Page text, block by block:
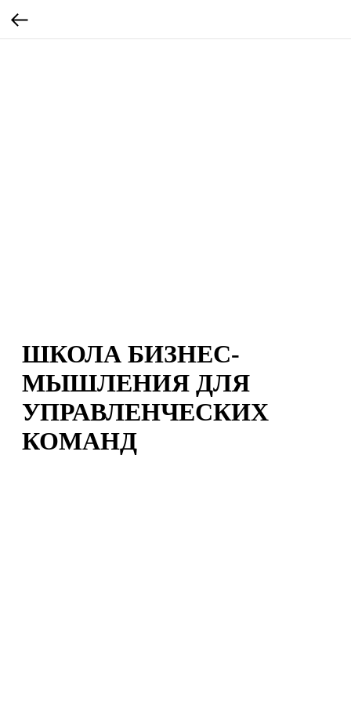
ШКОЛА БИЗНЕС-
МЫШЛЕНИЯ ДЛЯ
УПРАВЛЕНЧЕСКИХ
КОМАНД